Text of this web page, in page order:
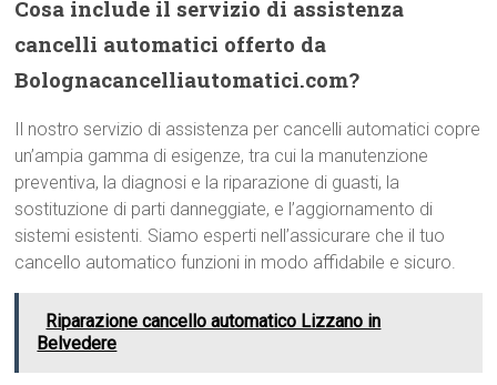
Cosa include il servizio di assistenza
cancelli automatici offerto da
Bolognacancelliautomatici.com?
Il nostro servizio di assistenza per cancelli automatici copre
un’ampia gamma di esigenze, tra cui la manutenzione
preventiva, la diagnosi e la riparazione di guasti, la
sostituzione di parti danneggiate, e l’aggiornamento di
sistemi esistenti. Siamo esperti nell’assicurare che il tuo
cancello automatico funzioni in modo affidabile e sicuro.
Riparazione cancello automatico Lizzano in
Belvedere